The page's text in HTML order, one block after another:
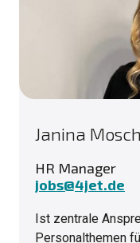
Janina
HR Manager
jobs@4jet.de
Ist zentrale
Personalthemen